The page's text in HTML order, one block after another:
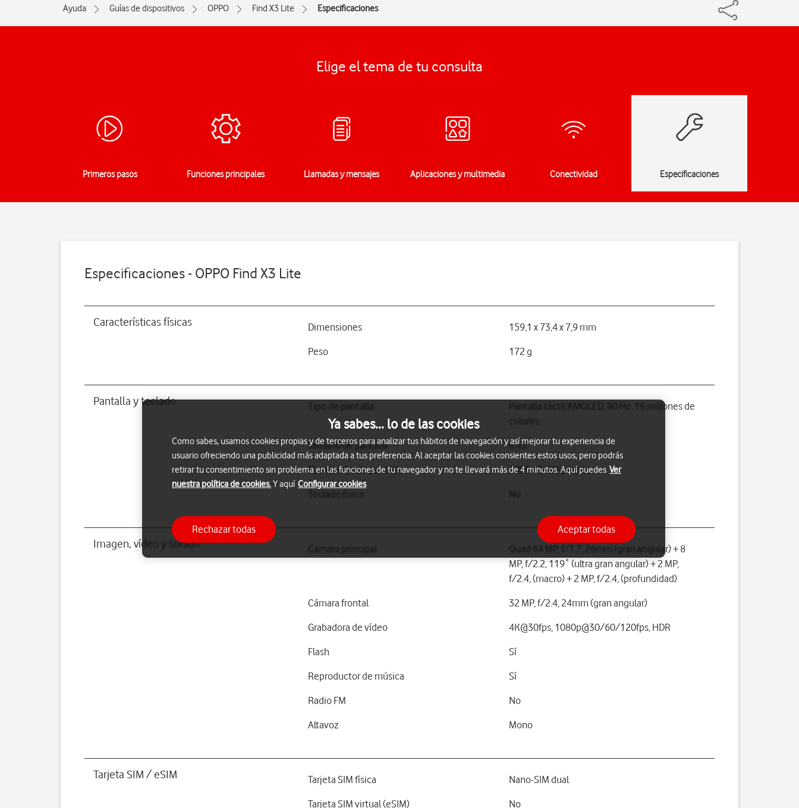
Ayuda Guías de dispositivos OPPO Find X3 Lite Especificaciones
Elige el tema de tu consulta
Primeros pasos Funciones principales Llamadas y mensajes Aplicaciones y multimedia Conectividad Especificaciones
Especificaciones - OPPO Find X3 Lite
Características físicas Dimensiones 159,1 x 73,4 x 7,9 mm
Peso 172 g
Pantalla y teclado
Pantalla táctil AMOLED, 90 Hz, 16 millones de
Tamaño de pantalla 6,43"
Resolución de pantalla 1080 x 2400 píxeles
Imagen, vídeo y sonido
Quad 64 MP, f/1.7, 26mm (gran angular) + 8
MP, f/2.2, 119˚ (ultra gran angular) + 2 MP,
f/2.4, (macro) + 2 MP, f/2.4, (profundidad)
Cámara frontal 32 MP, f/2.4, 24mm (gran angular)
Grabadora de vídeo 4K@30fps, 1080p@30/60/120fps, HDR
Flash Sí
Reproductor de música Sí
Radio FM No
Altavoz Mono
Tarjeta SIM / eSIM Tarjeta SIM física Nano-SIM dual
Tarjeta SIM virtual (eSIM) No
Ya sabes... lo de las cookies
Como sabes, usamos cookies propias y de terceros para analizar tus hábitos de navegación y así mejorar tu experiencia de
usuario ofreciendo una publicidad más adaptada a tus preferencia. Al aceptar las cookies consientes estos usos, pero podrás
retirar tu consentimiento sin problema en las funciones de tu navegador y no te llevará más de 4 minutos. Aquí puedes Ver
nuestra política de cookies.Y aquí Configurar cookies
Rechazar todas Aceptar todas